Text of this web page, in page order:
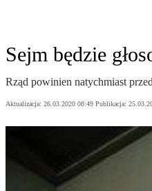
Sejm będzie
Rząd powinien natychmiast
Aktualizacja: 26.03.2020 08:49 Publikacja: